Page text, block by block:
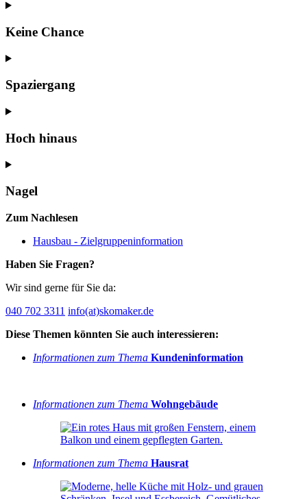
Keine Chance
Spaziergang
Hoch hinaus
Nagel
Zum Nachlesen
Hausbau - Zielgruppeninformation
Haben Sie Fragen?
Wir sind gerne für Sie da:
040 702 3311 info(at)skomaker.de
Diese Themen könnten Sie auch interessieren:
Informationen zum Thema Kundeninformation
Informationen zum Thema Wohngebäude
Informationen zum Thema Hausrat